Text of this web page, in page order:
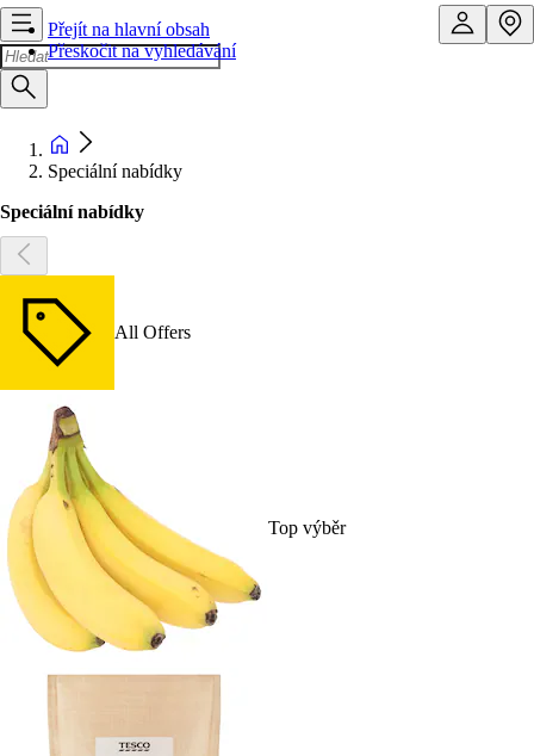
Přejít na hlavní obsah
Přeskočit na vyhledávání
Speciální nabídky
Speciální nabídky
All Offers
Top výběr